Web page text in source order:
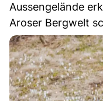
Aussengelände
Aroser Bergwelt